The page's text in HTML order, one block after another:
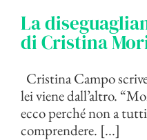
La
di Cristina
Cristina Campo
lei viene dall’altro.
ecco perché non a
comprendere. [...]